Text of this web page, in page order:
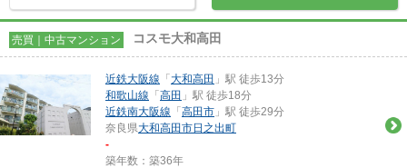
売買｜中古マンション コスモ大和高田
近鉄大阪線 「 大和高田 」駅 徒歩13分
和歌山線 「 高田 」駅 徒歩18分
近鉄南大阪線 「 高田市 」駅 徒歩29分
奈良県大和高田市日之出町
-
築年数：築36年